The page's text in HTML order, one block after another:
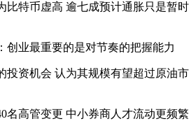
比特币虚高 逾七成预计通胀只是暂时
创业最重要的是对节奏的把握能力
投资机会 认为其规模有望超过原油市
高管变更 中小券商人才流动更频繁